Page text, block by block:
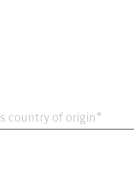
country of origin